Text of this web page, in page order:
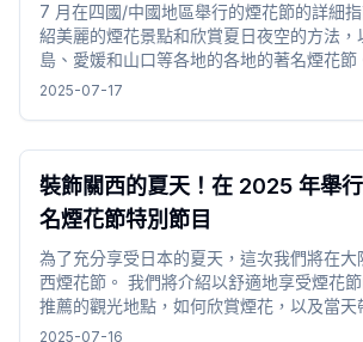
7 月在四國/中國地區舉行的煙花節的詳細
紹美麗的煙花景點和欣賞夏日夜空的方法，
島、愛媛和山口等各地的各地的著名煙花節
四國/中國地區的夏夜。
2025-07-17
裝飾關西的夏天！在 2025 年舉
名煙花節特別節目
為了充分享受日本的夏天，這次我們將在大
西煙花節。 我們將介紹以舒適地享受煙花
推薦的觀光地點，如何欣賞煙花，以及當天
單。
2025-07-16